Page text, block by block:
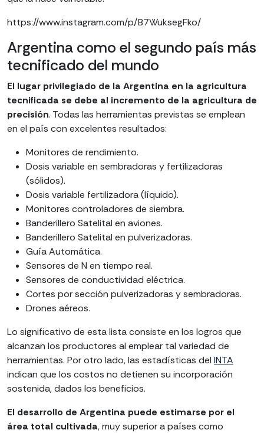
https://www.instagram.com/p/B7WuksegFko/
Argentina como el segundo país más
tecnificado del mundo
El lugar privilegiado de la Argentina en la agricultura
tecnificada se debe al incremento de la agricultura de
precisión. Todas las herramientas previstas se emplean
en el país con excelentes resultados:
Monitores de rendimiento.
Dosis variable en sembradoras y fertilizadoras
(sólidos).
Dosis variable fertilizadora (líquido).
Monitores controladores de siembra.
Banderillero Satelital en aviones.
Banderillero Satelital en pulverizadoras.
Guía Automática.
Sensores de N en tiempo real.
Sensores de conductividad eléctrica.
Cortes por sección pulverizadoras y sembradoras.
Drones aéreos.
Lo significativo de esta lista consiste en los logros que
alcanzan los productores al emplear tal variedad de
herramientas. Por otro lado, las estadísticas del INTA
indican que los costos no detienen su incorporación
sostenida, dados los beneficios.
El desarrollo de Argentina puede estimarse por el
área total cultivada, muy superior a países como